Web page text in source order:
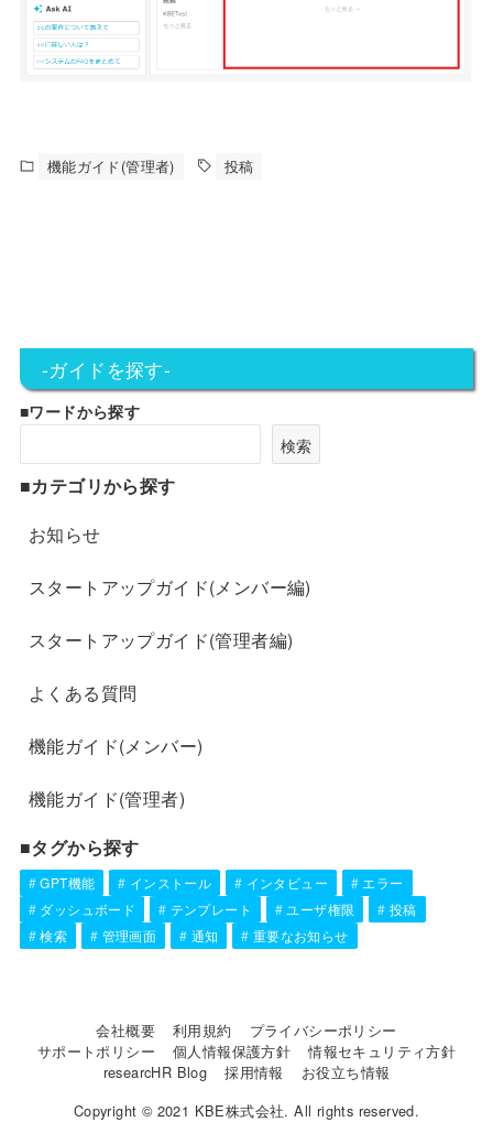
機能ガイド(管理者) 投稿
-ガイドを探す-
■ワードから探す
検索
■カテゴリから探す
お知らせ
スタートアップガイド(メンバー編)
スタートアップガイド(管理者編)
よくある質問
機能ガイド(メンバー)
機能ガイド(管理者)
■タグから探す
GPT機能 インストール インタビュー
エラー
ダッシュボード
テンプレート ユーザ権限
投稿
検索
管理画面 通知 重要なお知らせ
会社概要 利用規約
プライバシーポリシー
サポートポリシー
個人情報保護方針
情報セキュリティ方針
researcHR Blog
採用情報
お役立ち情報
Copyright © 2021 KBE株式会社. All rights reserved.